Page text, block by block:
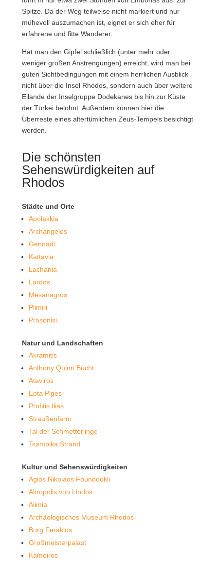
Spitze. Da der Weg teilweise nicht markiert und nur
mühevoll auszumachen ist, eignet er sich eher für
erfahrene und fitte Wanderer.
Hat man den Gipfel schließlich (unter mehr oder
weniger großen Anstrengungen) erreicht, wird man bei
guten Sichtbedingungen mit einem herrlichen Ausblick
nicht über die Insel Rhodos, sondern auch über weitere
Eilande der Inselgruppe Dodekanes bis hin zur Küste
der Türkei belohnt. Außerdem können hier die
Überreste eines altertümlichen Zeus-Tempels besichtigt
werden.
Die schönsten
Sehenswürdigkeiten auf
Rhodos
Städte und Orte
Apolakkia
Archangelos
Gennadi
Kattavia
Lachania
Lardos
Mesanagros
Plimiri
Prasonisi
Natur und Landschaften
Akramitis
Anthony Quinn Bucht
Ataviros
Epta Piges
Profitis Ilias
Straußenfarm
Tal der Schmetterlinge
Tsambika Strand
Kultur und Sehenswürdigkeiten
Agios Nikolaos Foundoukli
Akropolis von Lindos
Alimia
Archäologisches Museum Rhodos
Burg Feraklos
Großmeisterpalast
Kameiros